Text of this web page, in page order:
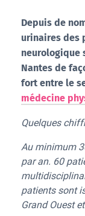
Depuis de
urinaires des
neurologique
Nantes de
fort entre le
médecine
Quelques
Au minimum
par an. 60
patients sont
Grand Ouest